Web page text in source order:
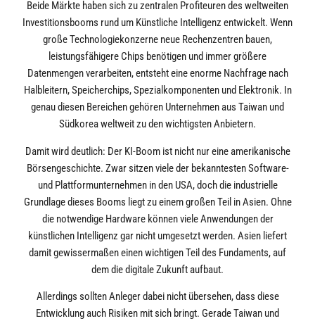
Beide Märkte haben sich zu zentralen Profiteuren des weltweiten
Investitionsbooms rund um Künstliche Intelligenz entwickelt. Wenn
große Technologiekonzerne neue Rechenzentren bauen,
leistungsfähigere Chips benötigen und immer größere
Datenmengen verarbeiten, entsteht eine enorme Nachfrage nach
Halbleitern, Speicherchips, Spezialkomponenten und Elektronik. In
genau diesen Bereichen gehören Unternehmen aus Taiwan und
Südkorea weltweit zu den wichtigsten Anbietern.
Damit wird deutlich: Der KI-Boom ist nicht nur eine amerikanische
Börsengeschichte. Zwar sitzen viele der bekanntesten Software-
und Plattformunternehmen in den USA, doch die industrielle
Grundlage dieses Booms liegt zu einem großen Teil in Asien. Ohne
die notwendige Hardware können viele Anwendungen der
künstlichen Intelligenz gar nicht umgesetzt werden. Asien liefert
damit gewissermaßen einen wichtigen Teil des Fundaments, auf
dem die digitale Zukunft aufbaut.
Allerdings sollten Anleger dabei nicht übersehen, dass diese
Entwicklung auch Risiken mit sich bringt. Gerade Taiwan und